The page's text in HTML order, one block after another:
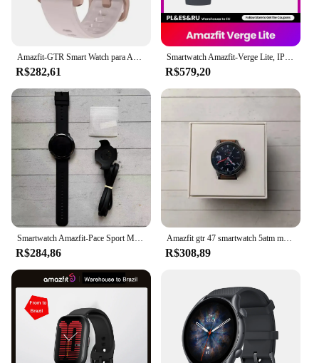
R$282,61
Smartwatch Amazfit-Verge Lite, IP68 à prova d'água, GPS, Glonass Pantalla, AMOLED, Android, iOS, Global, Recondicionado
R$579,20
Smartwatch Amazfit-Pace Sport Masculino, Firmware Global, Fitness, Relógio Bluetooth, Loja Embutida, GPS 90-95, Novo
R$284,86
Amazfit gtr 47 smartwatch 5atm moda relógio inteligente controle de música para android ios telefone 95 novo usado item sem caixa
R$308,89